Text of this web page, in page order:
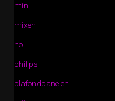
mini
mixen
no
philips
plafondpanelen